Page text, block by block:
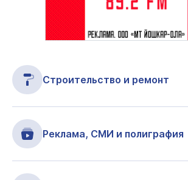
Строительство и ремонт
Реклама, СМИ и полиграфия